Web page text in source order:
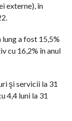
externe), în
a fost 15,5%
cu 16,2% în anul
şi servicii la 31
4,4 luni la 31